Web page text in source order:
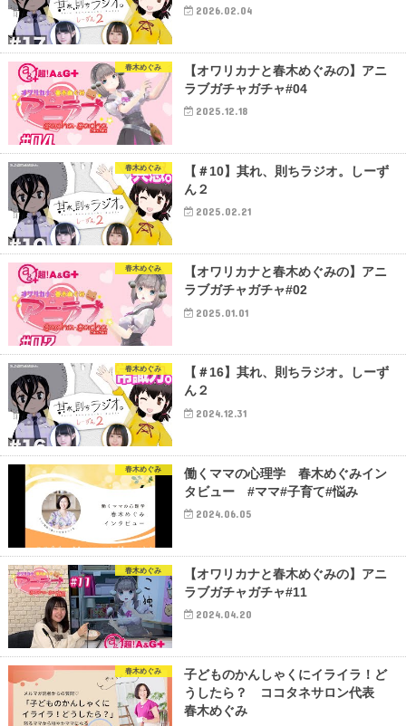
2026.02.04
春木めぐみ
【オワリカナと春木めぐみの】アニ
ラブガチャガチャ#04
2025.12.18
春木めぐみ
【＃10】其れ、則ちラジオ。しーず
ん２
2025.02.21
春木めぐみ
【オワリカナと春木めぐみの】アニ
ラブガチャガチャ#02
2025.01.01
春木めぐみ
【＃16】其れ、則ちラジオ。しーず
ん２
2024.12.31
春木めぐみ
働くママの心理学 春木めぐみイン
タビュー #ママ#子育て#悩み
2024.06.05
春木めぐみ
【オワリカナと春木めぐみの】アニ
ラブガチャガチャ#11
2024.04.20
春木めぐみ
子どものかんしゃくにイライラ！ど
うしたら？ ココタネサロン代表
春木めぐみ